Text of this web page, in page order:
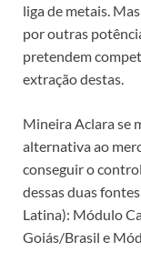
liga de metais.
por outras
pretendem
extração destas.
Mineira Aclara se
alternativa ao
conseguir o
dessas duas
Latina): Módulo
Goiás/Brasil e